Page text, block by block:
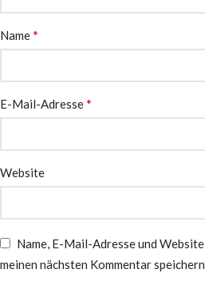
Name*
E-Mail-Adresse*
Website
Name, E-Mail-Adresse und
meinen nächsten Kommentar